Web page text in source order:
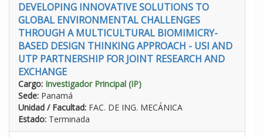
DEVELOPING INNOVATIVE SOLUTIONS TO
GLOBAL ENVIRONMENTAL CHALLENGES
THROUGH A MULTICULTURAL BIOMIMICRY-
BASED DESIGN THINKING APPROACH - USI AND
UTP PARTNERSHIP FOR JOINT RESEARCH AND
EXCHANGE
Cargo: Investigador Principal (IP)
Sede: Panamá
Unidad / Facultad: FAC. DE ING. MECÁNICA
Estado: Terminada